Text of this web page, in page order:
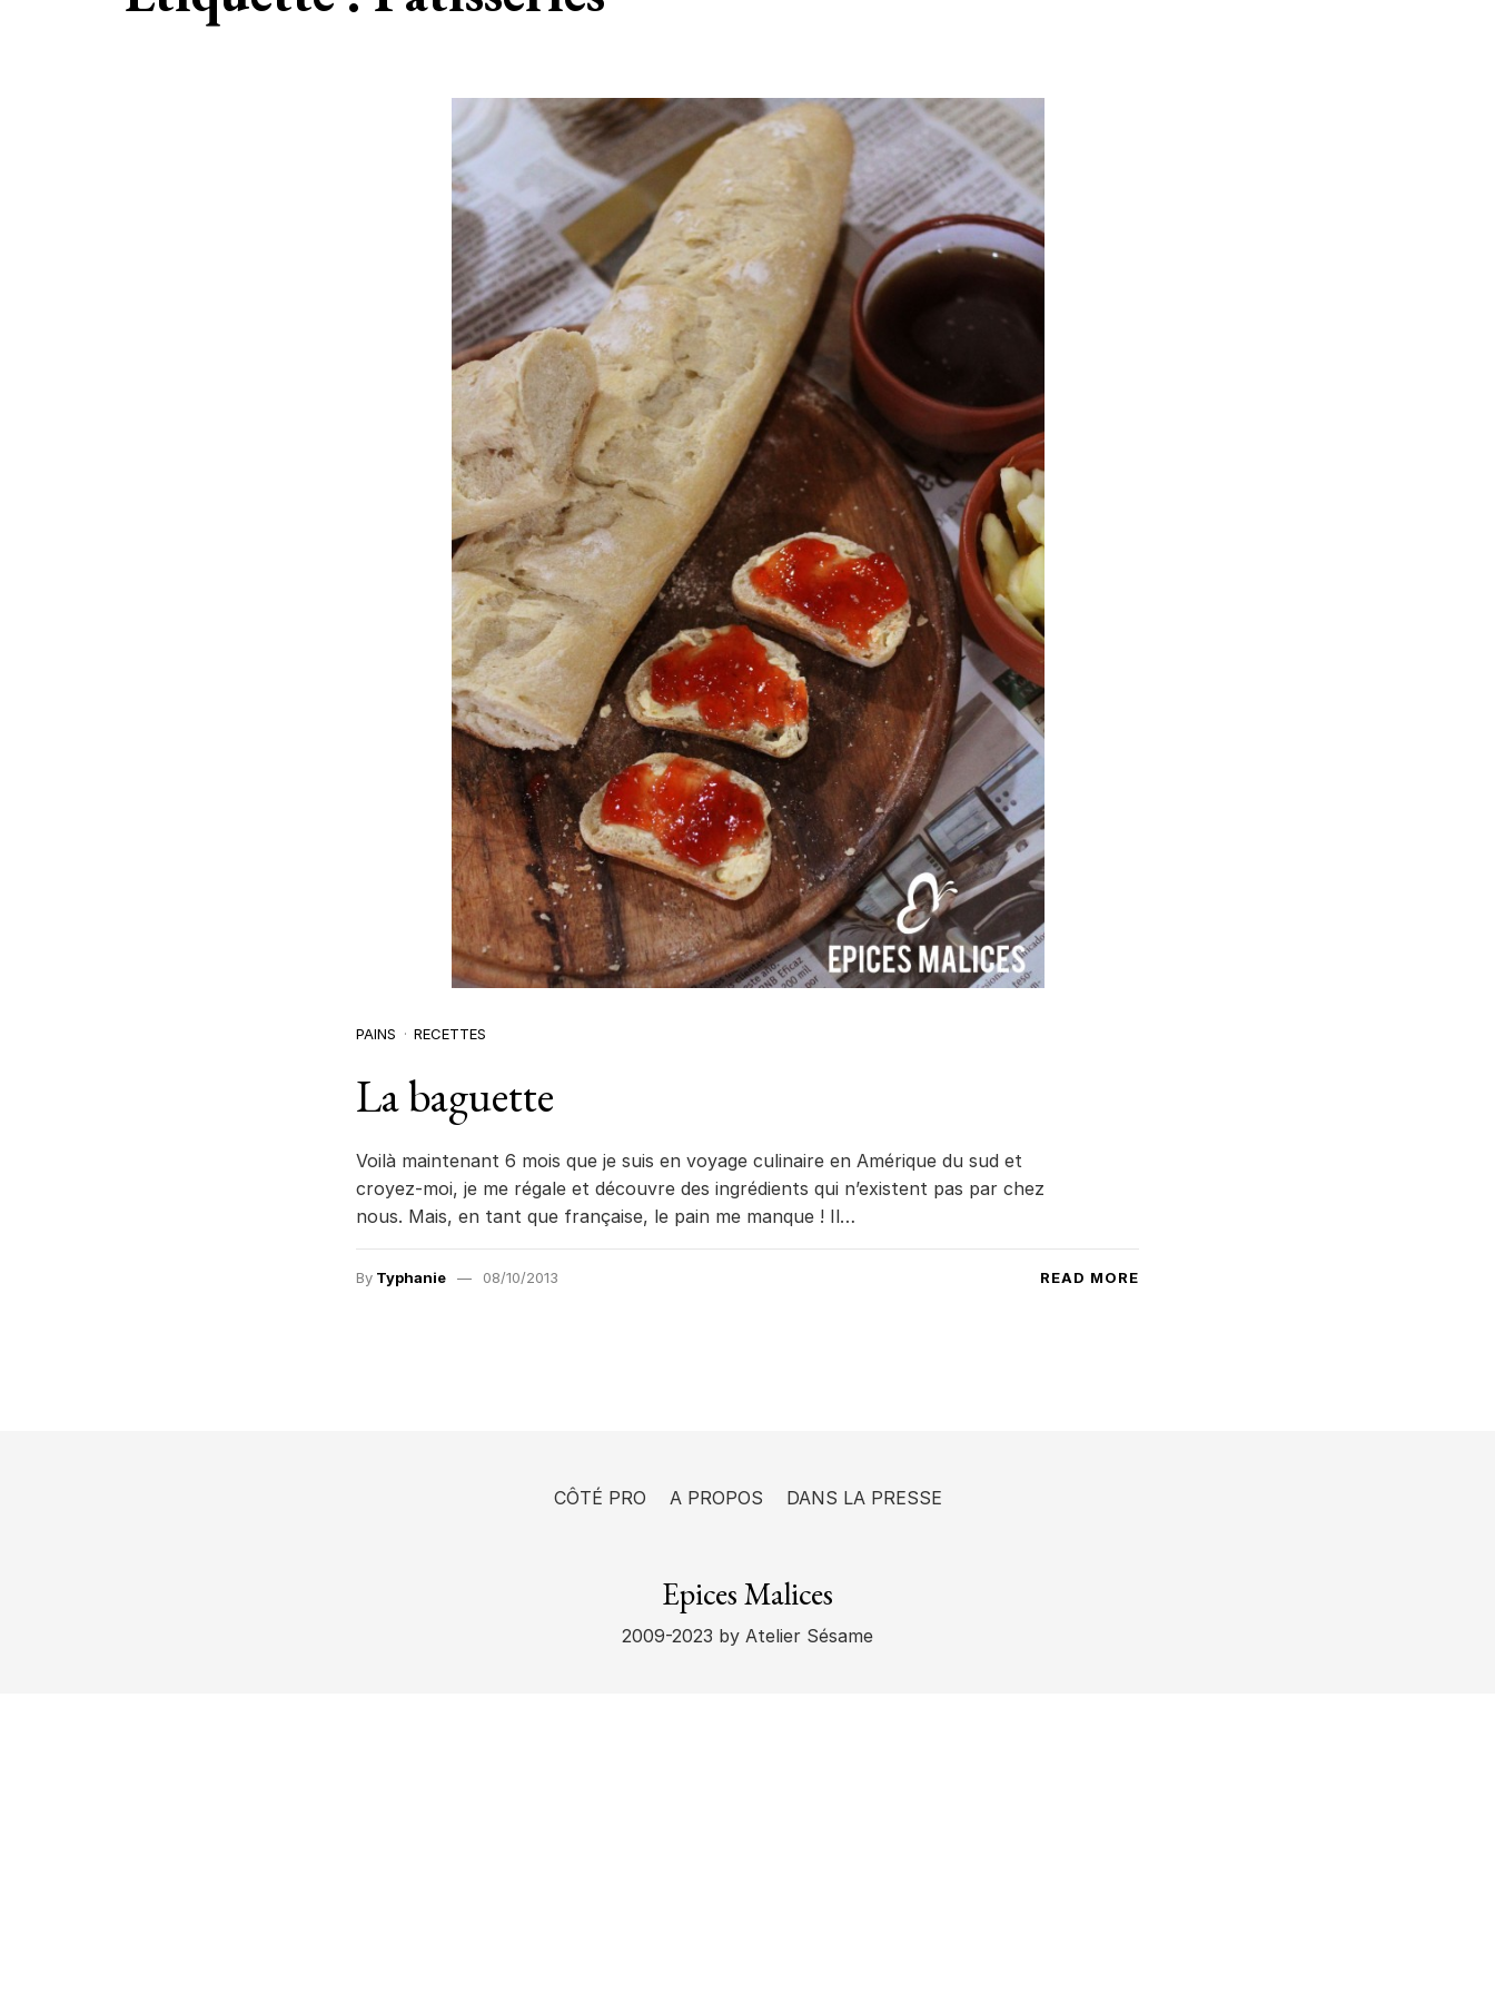
PAINS RECETTES
La baguette
Voilà maintenant 6 mois que je suis en voyage culinaire en Amérique du sud et
croyez-moi, je me régale et découvre des ingrédients qui n’existent pas par chez
nous. Mais, en tant que française, le pain me manque ! Il…
By Typhanie 08/10/2013 READ MORE
CÔTÉ PRO A PROPOS DANS LA PRESSE
Epices Malices
2009-2023 by Atelier Sésame